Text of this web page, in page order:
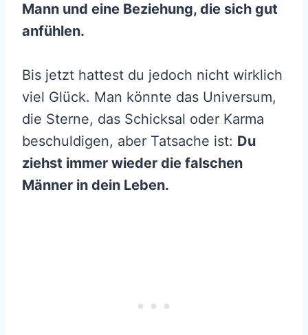
Mann und eine Beziehung, die sich gut
anfühlen.
Bis jetzt hattest du jedoch nicht wirklich
viel Glück. Man könnte das Universum,
die Sterne, das Schicksal oder Karma
beschuldigen, aber Tatsache ist: Du
ziehst immer wieder die falschen
Männer in dein Leben.